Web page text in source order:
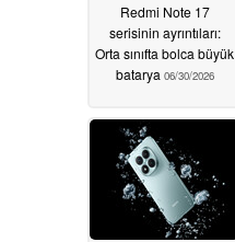
Redmi Note 17
serisinin ayrıntıları:
Orta sınıfta bolca büyük
batarya 06/30/2026